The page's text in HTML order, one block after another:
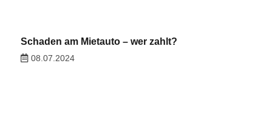
Schaden am Mietauto – wer zahlt?
08.07.2024